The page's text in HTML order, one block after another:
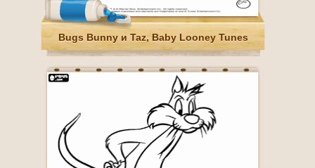
Bugs Bunny и Taz, Baby Looney Tunes